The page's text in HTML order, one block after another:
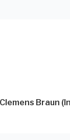
Braun